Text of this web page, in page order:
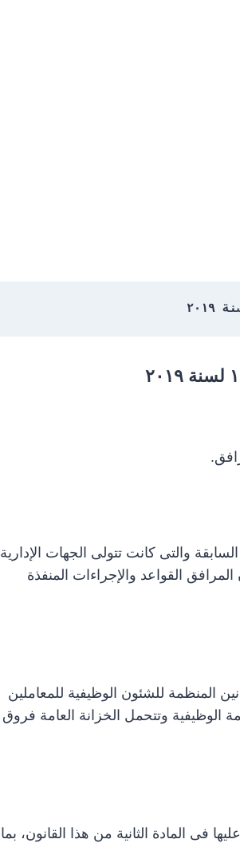
والتى كانت تتولى الجهات الإدارية
القواعد والإجراءات المنفذة
المنظمة للشئون الوظيفية للمعاملين
الوظيفية وتتحمل الخزانة العامة فروق
فى المادة الثانية من هذا القانون، بما